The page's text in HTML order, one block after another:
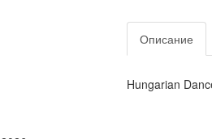
Описание
Hungarian